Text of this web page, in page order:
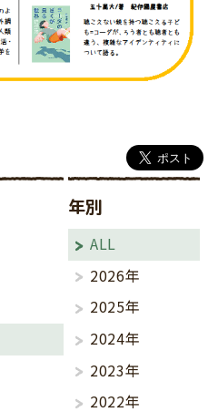
年別
ALL
2026年
2025年
2024年
2023年
2022年